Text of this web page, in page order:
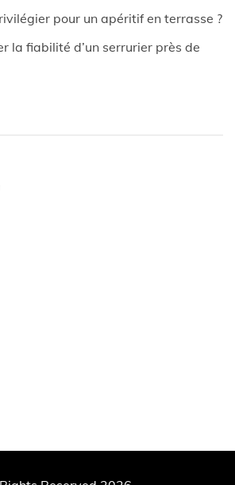
pour un apéritif en terrasse ?
la fiabilité d’un serrurier près de